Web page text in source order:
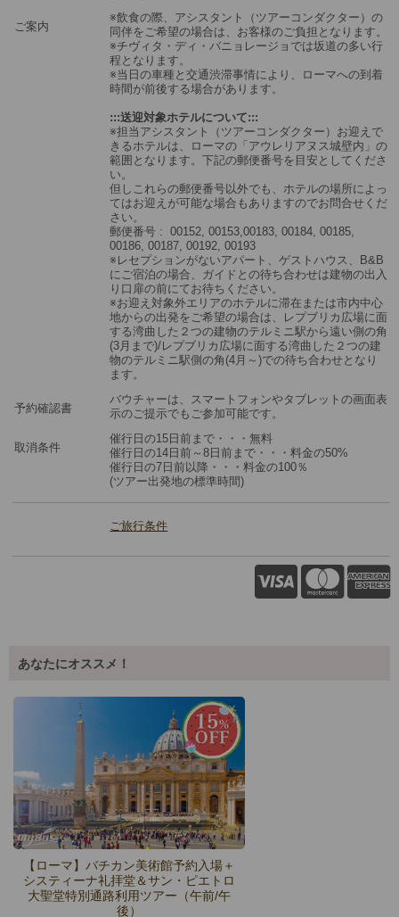
ご案内
※飲食の際、アシスタント（ツアーコンダクター）の
同伴をご希望の場合は、お客様のご負担となります。
※チヴィタ・ディ・バニョレージョでは坂道の多い行
程となります。
※当日の車種と交通渋滞事情により、ローマへの到着
時間が前後する場合があります。
:::送迎対象ホテルについて:::
※担当アシスタント（ツアーコンダクター）お迎えで
きるホテルは、ローマの「アウレリアヌス城壁内」の
範囲となります。下記の郵便番号を目安としてくださ
い。
但しこれらの郵便番号以外でも、ホテルの場所によっ
てはお迎えが可能な場合もありますのでお問合せくだ
さい。
郵便番号 : 00152, 00153,00183, 00184, 00185,
00186, 00187, 00192, 00193
※レセプションがないアパート、ゲストハウス、B&B
にご宿泊の場合、ガイドとの待ち合わせは建物の出入
り口扉の前にてお待ちください。
※お迎え対象外エリアのホテルに滞在または市内中心
地からの出発をご希望の場合は、レプブリカ広場に面
する湾曲した２つの建物のテルミニ駅から遠い側の角
(3月まで)/レプブリカ広場に面する湾曲した２つの建
物のテルミニ駅側の角(4月～)での待ち合わせとなり
ます。
予約確認書
バウチャーは、スマートフォンやタブレットの画面表
示のご提示でもご参加可能です。
取消条件
催行日の15日前まで・・・無料
催行日の14日前～8日前まで・・・料金の50%
催行日の7日前以降・・・料金の100％
(ツアー出発地の標準時間)
ご旅行条件
あなたにオススメ！
【ローマ】バチカン美術館予約入場＋
システィーナ礼拝堂＆サン・ピエトロ
大聖堂特別通路利用ツアー（午前/午
後）